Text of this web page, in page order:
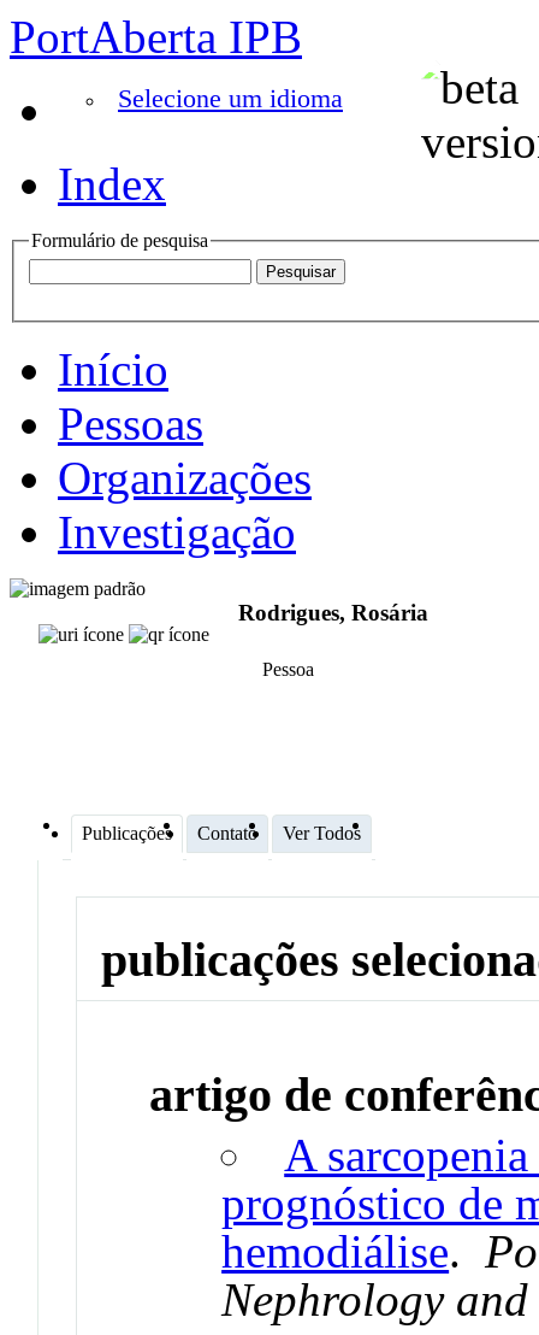
PortAberta IPB
Selecione um idioma
Index
Formulário de pesquisa
Início
Pessoas
Organizações
Investigação
Rodrigues, Rosária
Pessoa
Publicações Contato Ver Todos
publicações
artigo de
A
prognóstico de
hemodiálise.
Nephrology